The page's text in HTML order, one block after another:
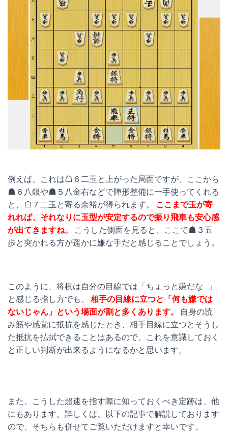
例えば、これは☖６二玉と上がった局面ですが、ここから
☗６八銀や☗５八金右などで陣形整備に一手使ってくれる
と、☖７二玉と寄る余裕が得られます。
ここまで玉が寄
れれば、それなりに玉型が安定するので振り飛車も安心感
が出てきますね。
こうした側面を見ると、ここで☗３五
歩と突かれる方が遥かに嫌な手だと感じることでしょう。
このように、将棋は自分の目線では「ちょっと嫌だな…」
と感じる指し方でも、
相手の目線に立つと「何も嫌では
ないじゃん」という場面が割と多くあります。
自身の読
み筋や感覚に抵抗を感じたとき、相手目線に立つとそうし
た抵抗を払拭できることはあるので、これを意識しておく
と正しい判断が出来るようになるかと思います。
また、こうした超速を指す際に知っておくべき定跡は、他
にもあります。詳しくは、以下の記事で解説しております
ので、そちらも併せてご覧いただけますと幸いです。